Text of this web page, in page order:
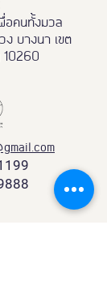
อคนทั้งมวล
บางนา เขต
10260